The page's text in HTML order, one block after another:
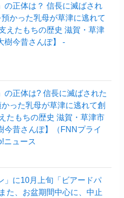
の正体は？ 信長に滅ばされ
かった乳母が草津に逃れて
えたもちの歴史 滋賀・草津
樹今昔さんぽ】 -
の正体は? 信長に滅ばされた
った乳母が草津に逃れて創
たもちの歴史 滋賀・草津市
今昔さんぽ】（FNNプライ
ニュース
」に10月上旬「ビアードパ
た、お盆期間中心に、中止